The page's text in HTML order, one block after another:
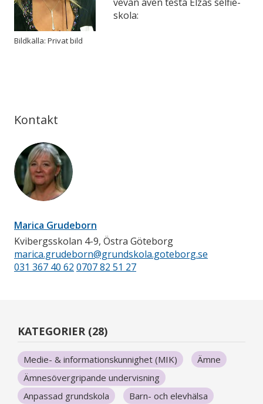
Bildkälla: Privat bild
skola:
Kontakt
Marica Grudeborn
Kvibergsskolan 4-9, Östra Göteborg
marica.grudeborn@grundskola.goteborg.se
031 367 40 62 0707 82 51 27
KATEGORIER (28)
Medie- & informationskunnighet (MIK)
Ämne
Ämnesövergripande undervisning
Anpassad grundskola
Barn- och elevhälsa